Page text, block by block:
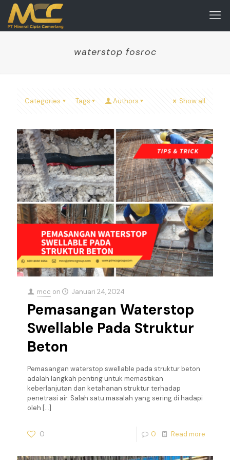
waterstop fosroc
Categories Tags Authors Show all
mcc on Januari 24, 2024
Pemasangan Waterstop
Swellable Pada Struktur
Beton
Pemasangan waterstop swellable pada struktur beton
adalah langkah penting untuk memastikan
keberlanjutan dan ketahanan struktur terhadap
penetrasi air. Salah satu masalah yang sering di hadapi
oleh […]
0 0 Read more